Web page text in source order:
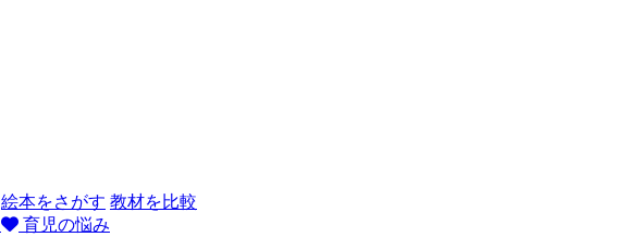
絵本をさがす 教材を比較
育児の悩み